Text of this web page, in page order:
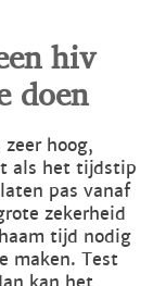
hiv
doen
hoog,
als het tijdstip
pas vanaf
zekerheid
tijd nodig
maken. Test